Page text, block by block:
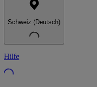
Schweiz (Deutsch)
Hilfe